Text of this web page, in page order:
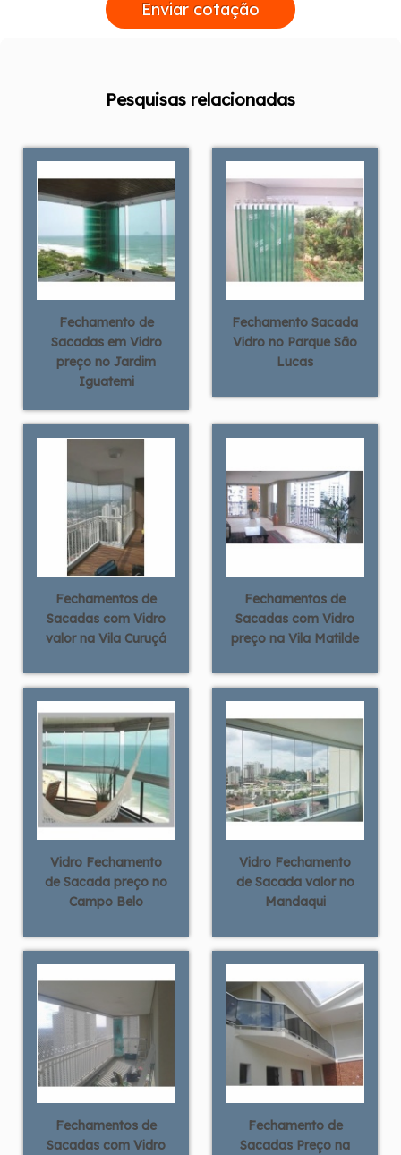
Enviar cotação
Pesquisas relacionadas
Fechamento de
Sacadas em Vidro
preço no Jardim
Iguatemi
Fechamento Sacada
Vidro no Parque São
Lucas
Fechamentos de
Sacadas com Vidro
valor na Vila Curuçá
Fechamentos de
Sacadas com Vidro
preço na Vila Matilde
Vidro Fechamento
de Sacada preço no
Campo Belo
Vidro Fechamento
de Sacada valor no
Mandaqui
Fechamentos de
Sacadas com Vidro
Fechamento de
Sacadas Preço na